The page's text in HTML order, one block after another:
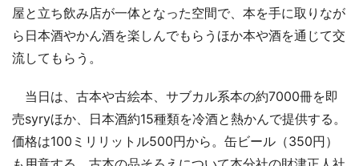
屋と立ち飲み店が一体となった空間で、本を手に取りなが
ら日本酒やかん酒を楽しんでもらうほか本や酒を通じて交
流してもらう。
当日は、古本や古絵本、サブカル系本の約7000冊を即
売syryほか、日本酒約15種類を冷酒と熱かんで提供する。
価格は100ミリリットル500円から。缶ビール（350円）